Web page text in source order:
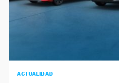
ACTUALIDAD